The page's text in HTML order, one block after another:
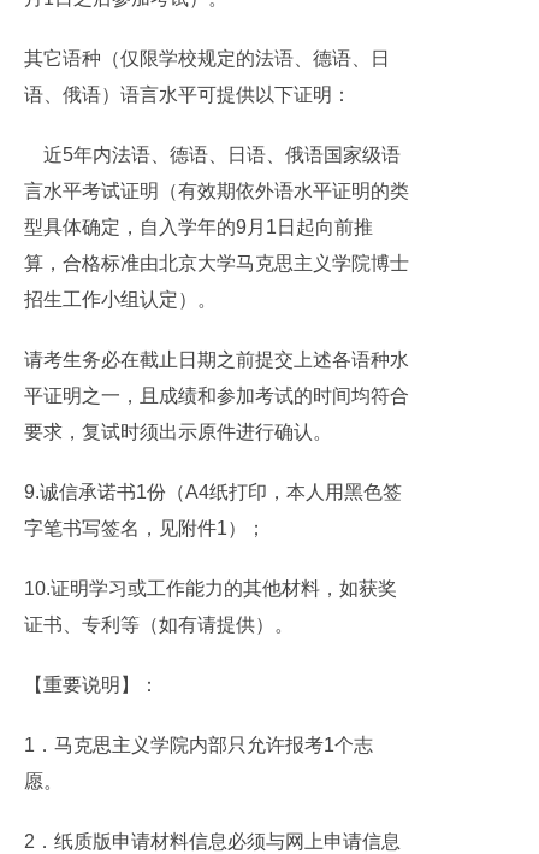
其它语种（仅限学校规定的法语、德语、日
语、俄语）语言水平可提供以下证明：
近5年内法语、德语、日语、俄语国家级语
言水平考试证明（有效期依外语水平证明的类
型具体确定，自入学年的9月1日起向前推
算，合格标准由北京大学马克思主义学院博士
招生工作小组认定）。
请考生务必在截止日期之前提交上述各语种水
平证明之一，且成绩和参加考试的时间均符合
要求，复试时须出示原件进行确认。
9.诚信承诺书1份（A4纸打印，本人用黑色签
字笔书写签名，见附件1）；
10.证明学习或工作能力的其他材料，如获奖
证书、专利等（如有请提供）。
【重要说明】：
1．马克思主义学院内部只允许报考1个志
愿。
2．纸质版申请材料信息必须与网上申请信息